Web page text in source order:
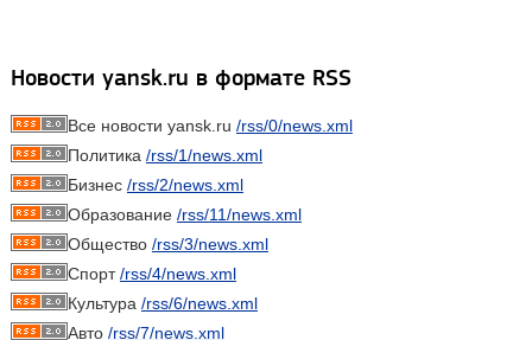
Новости yansk.ru в формате RSS
Все новости yansk.ru /rss/0/news.xml
Политика /rss/1/news.xml
Бизнес /rss/2/news.xml
Образование /rss/11/news.xml
Общество /rss/3/news.xml
Спорт/rss/4/news.xml
Культура /rss/6/news.xml
Авто /rss/7/news.xml